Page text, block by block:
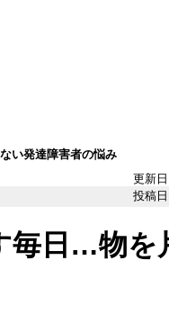
い発達障害者の悩み
更新
投稿
毎日…物を